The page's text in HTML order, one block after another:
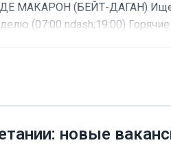
МАКАРОН (БЕЙТ-ДАГАН) Ищем
(07:00 ndash;19:00)
новые